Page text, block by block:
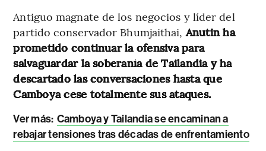
Antiguo magnate de los negocios y líder del
partido conservador Bhumjaithai,Anutin ha
prometido continuar la ofensiva para
salvaguardar la soberanía de Tailandia y ha
descartado las conversaciones hasta que
Camboya cese totalmente sus ataques.
Ver más: Camboya y Tailandia se encaminan a
rebajar tensiones tras décadas de enfrentamiento